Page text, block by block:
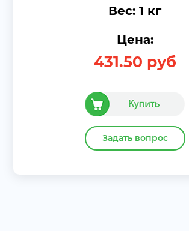
Вес: 1 кг
Цена:
431.50 руб
Задать вопрос